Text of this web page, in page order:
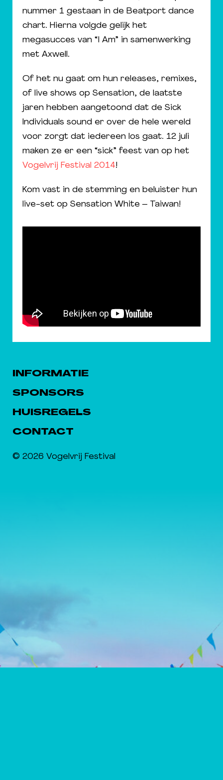
nummer 1 gestaan in de Beatport dance
chart. Hierna volgde gelijk het
megasucces van “I Am” in samenwerking
met Axwell.
Of het nu gaat om hun releases, remixes,
of live shows op Sensation, de laatste
jaren hebben aangetoond dat de Sick
Individuals sound er over de hele wereld
voor zorgt dat iedereen los gaat. 12 juli
maken ze er een “sick” feest van op het
Vogelvrij Festival 2014!
Kom vast in de stemming en beluister hun
live-set op Sensation White – Taiwan!
INFORMATIE
SPONSORS
HUISREGELS
CONTACT
© 2026 Vogelvrij Festival